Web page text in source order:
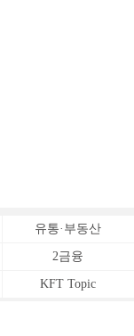
유통·부동산
2금융
KFT Topic